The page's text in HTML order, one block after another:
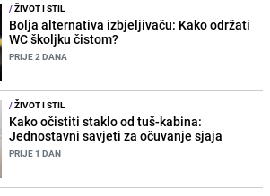
/ŽIVOT I STIL
Bolja alternativa izbjeljivaču: Kako održati
WC školjku čistom?
PRIJE 2 DANA
/ŽIVOT I STIL
Kako očistiti staklo od tuš-kabina:
Jednostavni savjeti za očuvanje sjaja
PRIJE 1 DAN